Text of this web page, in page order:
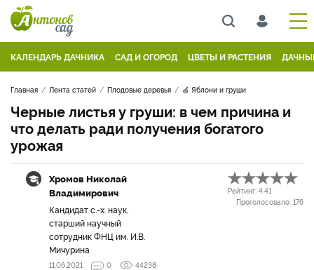
КАЛЕНДАРЬ ДАЧНИКА САД И ОГОРОД ЦВЕТЫ И РАСТЕНИЯ
Главная Лента статей Плодовые деревья 🍏 Яблони и груши
Черные листья у груши: в чем причина и
что делать ради получения богатого
урожая
Хромов Николай
Владимирович
Кандидат с.-х. наук,
старший научный
сотрудник ФНЦ им. И.В.
Мичурина
Рейтинг: 4.41
Проголосовало: 176
11.06.2021 0 44238